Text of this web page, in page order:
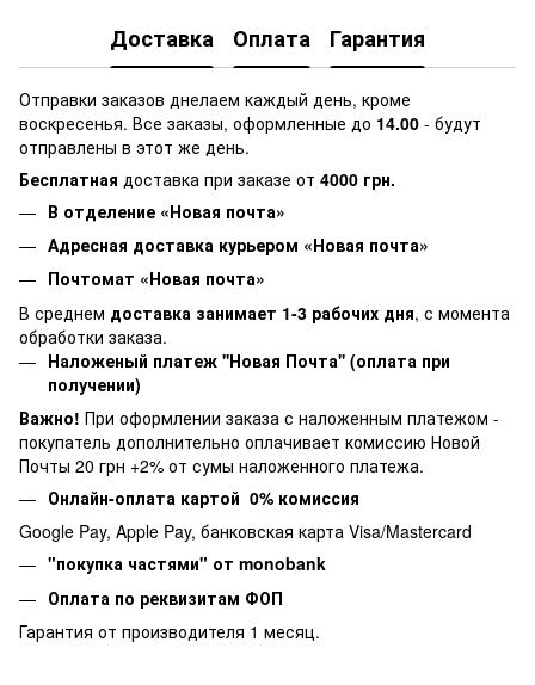
Доставка Оплата Гарантия
Отправки заказов днелаем каждый день, кроме
воскресенья. Все заказы, оформленные до 14.00 - будут
отправлены в этот же день.
Бесплатная доставка при заказе от 4000 грн.
В отделение «Новая почта»
Адресная доставка курьером «Новая почта»
Почтомат «Новая почта»
В среднем доставка занимает 1-3 рабочих дня, с момента
обработки заказа.
Наложеный платеж ''Новая Почта'' (оплата при
получении)
Важно! При оформлении заказа с наложенным платежом -
покупатель дополнительно оплачивает комиссию Новой
Почты 20 грн +2% от сумы наложенного платежа.
Онлайн-оплата картой 0% комиссия
Google Pay, Apple Pay, банковская карта Visa/Mastercard
"покупка частями" от monobank
Оплата по реквизитам ФОП
Гарантия от производителя 1 месяц.